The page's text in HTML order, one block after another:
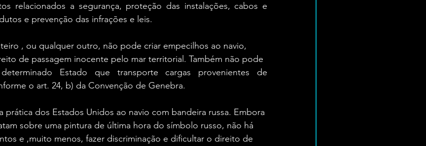
relacionados a segurança, proteção das instalações, cabos e
e prevenção das infrações e leis.
, ou qualquer outro, não pode criar empecilhos ao navio,
de passagem inocente pelo mar territorial. Também não pode
Estado que transporte cargas provenientes de
o art. 24, b) da Convenção de Genebra.
prática dos Estados Unidos ao navio com bandeira russa. Embora
sobre uma pintura de última hora do símbolo russo, não há
e ,muito menos, fazer discriminação e dificultar o direito de